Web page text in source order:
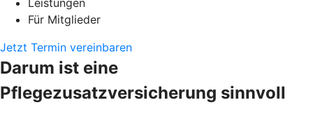
Für Mitglieder
Jetzt Termin vereinbaren
Darum ist eine
Pflegezusatzversicherung sinnvoll